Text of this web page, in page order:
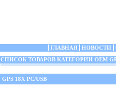
ГЛАВНАЯ НОВОСТИ
СПИСОК ТОВАРОВ КАТЕГОРИИ OEM
GPS 18X PC/USB